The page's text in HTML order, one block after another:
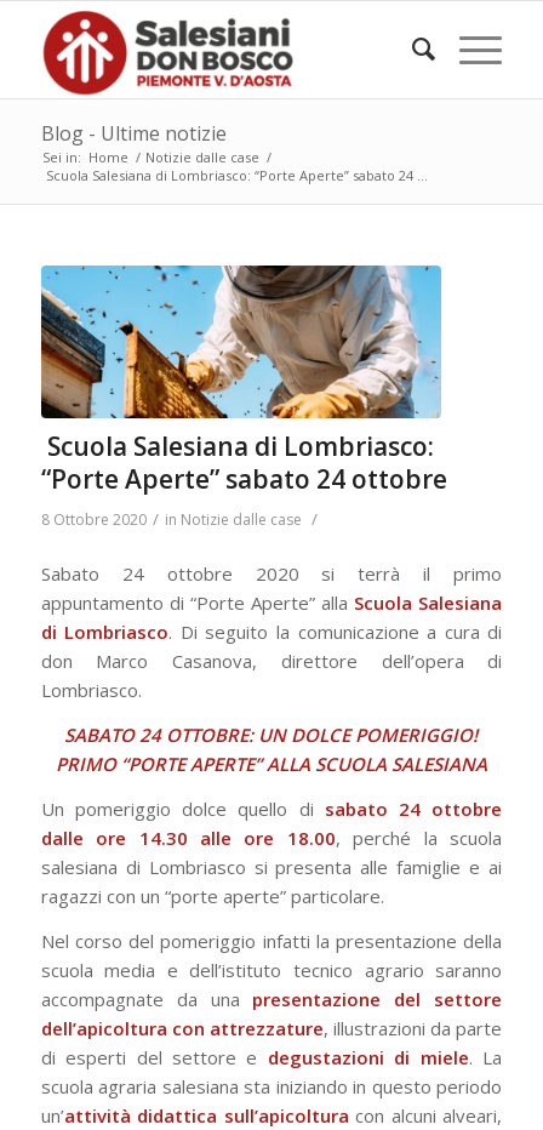
Blog - Ultime notizie
Sei in: Home / Notizie dalle case /
Scuola Salesiana di Lombriasco: “Porte Aperte” sabato 24 ...
Scuola Salesiana di Lombriasco:
“Porte Aperte” sabato 24 ottobre
8 Ottobre 2020 / in Notizie dalle case /
Sabato 24 ottobre 2020 si terrà il primo
appuntamento di “Porte Aperte” alla Scuola Salesiana
di Lombriasco. Di seguito la comunicazione a cura di
don Marco Casanova, direttore dell’opera di
Lombriasco.
SABATO 24 OTTOBRE: UN DOLCE POMERIGGIO!
PRIMO “PORTE APERTE” ALLA SCUOLA SALESIANA
Un pomeriggio dolce quello di sabato 24 ottobre
dalle ore 14.30 alle ore 18.00, perché la scuola
salesiana di Lombriasco si presenta alle famiglie e ai
ragazzi con un “porte aperte” particolare.
Nel corso del pomeriggio infatti la presentazione della
scuola media e dell’istituto tecnico agrario saranno
accompagnate da una presentazione del settore
dell’apicoltura con attrezzature, illustrazioni da parte
di esperti del settore e degustazioni di miele. La
scuola agraria salesiana sta iniziando in questo periodo
un’attività didattica sull’apicoltura con alcuni alveari,